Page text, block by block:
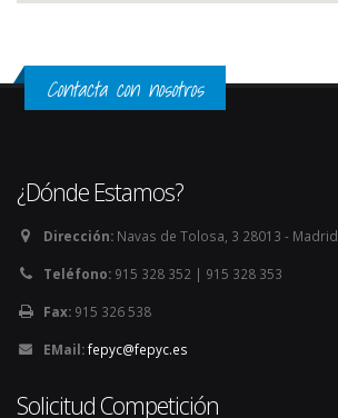
Contacta con nosotros
¿Dónde Estamos?
Dirección: Navas de Tolosa, 3 28013 - Madrid
Teléfono: 915 328 352 | 915 328 353
Fax: 915 326 538
EMail:fepyc@fepyc.es
Solicitud Competición